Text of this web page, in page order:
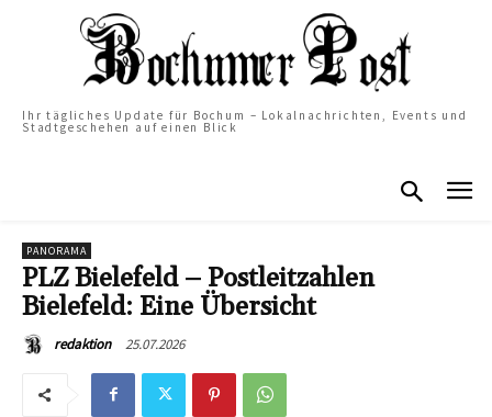
Ihr tägliches Update für Bochum – Lokalnachrichten, Events und
Stadtgeschehen auf einen Blick
PANORAMA
PLZ Bielefeld – Postleitzahlen
Bielefeld: Eine Übersicht
redaktion 25.07.2026